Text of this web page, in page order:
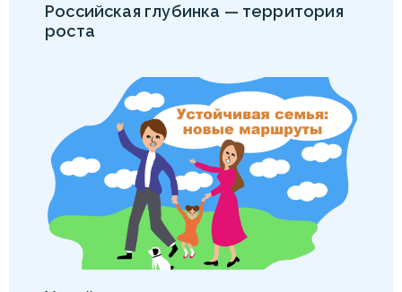
Российская глубинка — территория
роста